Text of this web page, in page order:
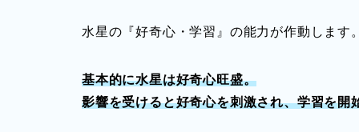
水星の『好奇心・学習』の能力が作動します。
基本的に水星は好奇心旺盛。
影響を受けると好奇心を刺激され、学習を開